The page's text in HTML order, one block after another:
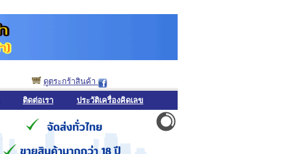
ดูตระกร้าสินค้า
ติดต่อเรา ประวัติเครื่องคิดเลข